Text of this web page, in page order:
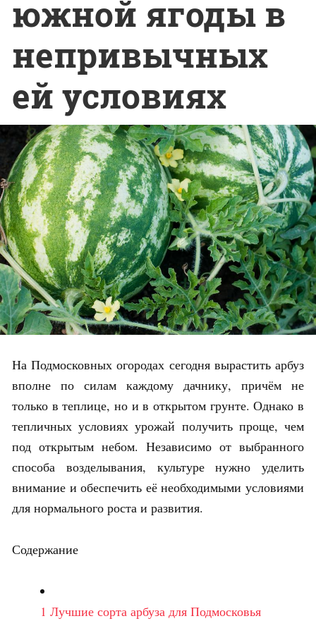
южной ягоды в
непривычных
ей условиях
На Подмосковных огородах сегодня вырастить арбуз
вполне по силам каждому дачнику, причём не
только в теплице, но и в открытом грунте. Однако в
тепличных условиях урожай получить проще, чем
под открытым небом. Независимо от выбранного
способа возделывания, культуре нужно уделить
внимание и обеспечить её необходимыми условиями
для нормального роста и развития.
Содержание
1 Лучшие сорта арбуза для Подмосковья